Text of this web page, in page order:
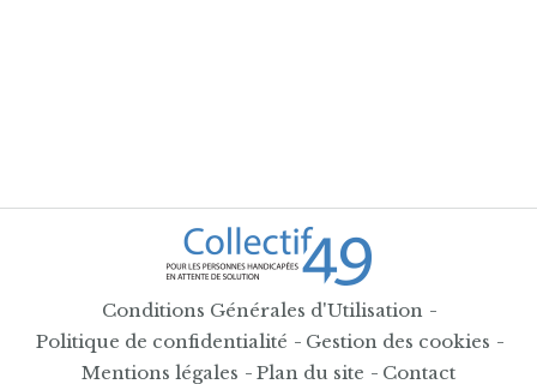
Conditions Générales d'Utilisation
Politique de confidentialité
Gestion des cookies
Mentions légales
Plan du site Contact